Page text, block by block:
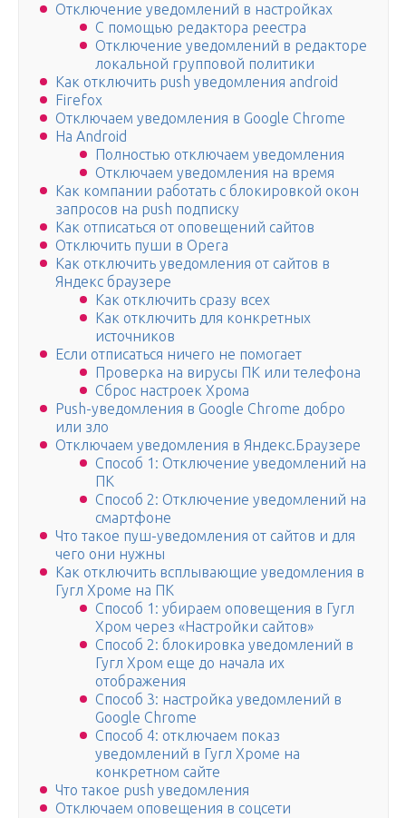
Отключение уведомлений в настройках
С помощью редактора реестра
Отключение уведомлений в редакторе
локальной групповой политики
Как отключить push уведомления android
Firefox
Отключаем уведомления в Google Chrome
На Android
Полностью отключаем уведомления
Отключаем уведомления на время
Как компании работать с блокировкой окон
запросов на push подписку
Как отписаться от оповещений сайтов
Отключить пуши в Opera
Как отключить уведомления от сайтов в
Яндекс браузере
Как отключить сразу всех
Как отключить для конкретных
источников
Если отписаться ничего не помогает
Проверка на вирусы ПК или телефона
Сброс настроек Хрома
Push-уведомления в Google Chrome добро
или зло
Отключаем уведомления в Яндекс.Браузере
Способ 1: Отключение уведомлений на
ПК
Способ 2: Отключение уведомлений на
смартфоне
Что такое пуш-уведомления от сайтов и для
чего они нужны
Как отключить всплывающие уведомления в
Гугл Хроме на ПК
Способ 1: убираем оповещения в Гугл
Хром через «Настройки сайтов»
Способ 2: блокировка уведомлений в
Гугл Хром еще до начала их
отображения
Способ 3: настройка уведомлений в
Google Chrome
Способ 4: отключаем показ
уведомлений в Гугл Хроме на
конкретном сайте
Что такое push уведомления
Отключаем оповещения в соцсети